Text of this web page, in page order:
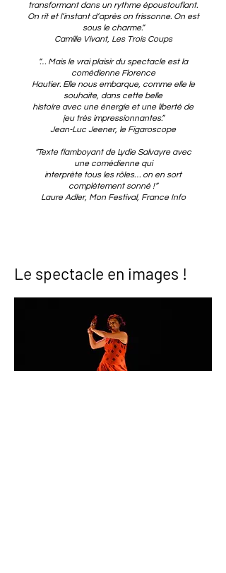
transformant dans un rythme époustouflant.
On rit et l’instant d’après on frissonne. On est
sous le charme.”
Camille Vivant, Les Trois Coups
“… Mais le vrai plaisir du spectacle est la
comédienne Florence
Hautier. Elle nous embarque, comme elle le
souhaite, dans cette belle
histoire avec une énergie et une liberté de
jeu très impressionnantes.”
Jean-Luc Jeener, le Figaroscope
“Texte flamboyant de Lydie Salvayre avec
une comédienne qui
interprète tous les rôles… on en sort
complètement sonné !”
Laure Adler, Mon Festival, France Info
Le spectacle en images !